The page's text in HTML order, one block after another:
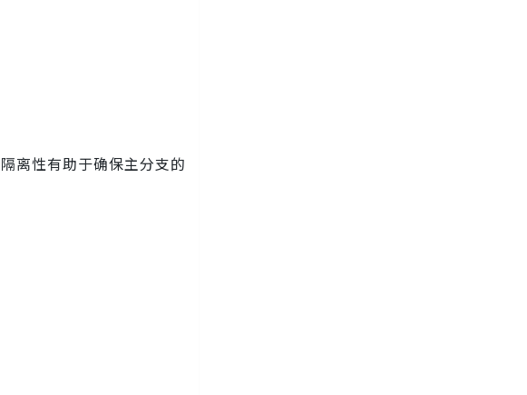
离性有助于确保主分支的